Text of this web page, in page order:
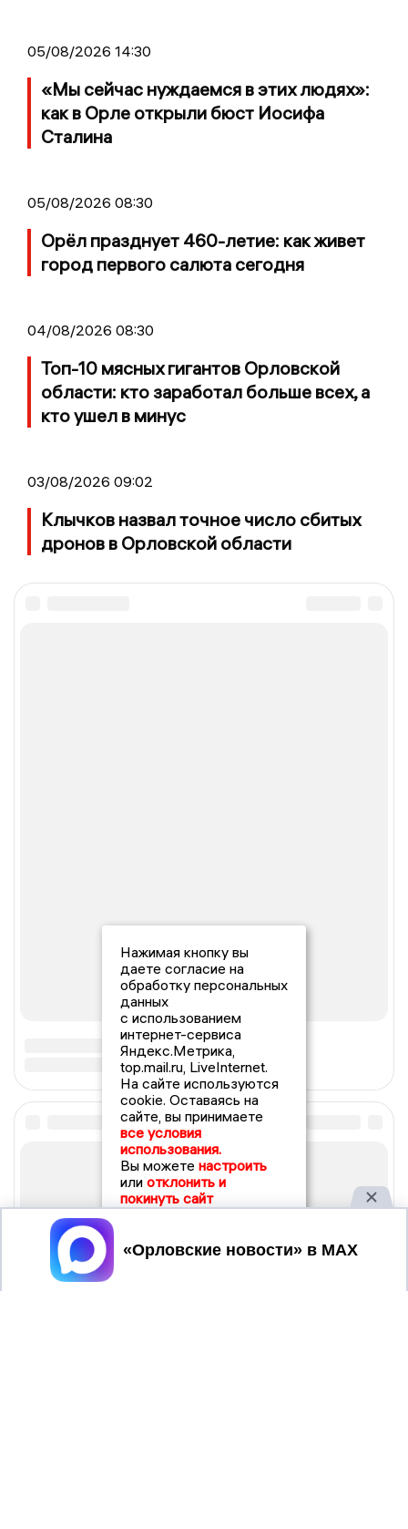
05/08/2026 14:30
«Мы сейчас нуждаемся в этих людях»:
как в Орле открыли бюст Иосифа
Сталина
05/08/2026 08:30
Орёл празднует 460-летие: как живет
город первого салюта сегодня
04/08/2026 08:30
Топ-10 мясных гигантов Орловской
области: кто заработал больше всех, а
кто ушел в минус
03/08/2026 09:02
Клычков назвал точное число сбитых
дронов в Орловской области
Нажимая кнопку вы
даете согласие на
обработку персональных
данных
с использованием
интернет-сервиса
Яндекс.Метрика,
top.mail.ru, LiveInternet.
На сайте используются
cookie. Оставаясь на
сайте, вы принимаете
все условия
использования.
Вы можете настроить
или отклонить и
покинуть сайт
Принять